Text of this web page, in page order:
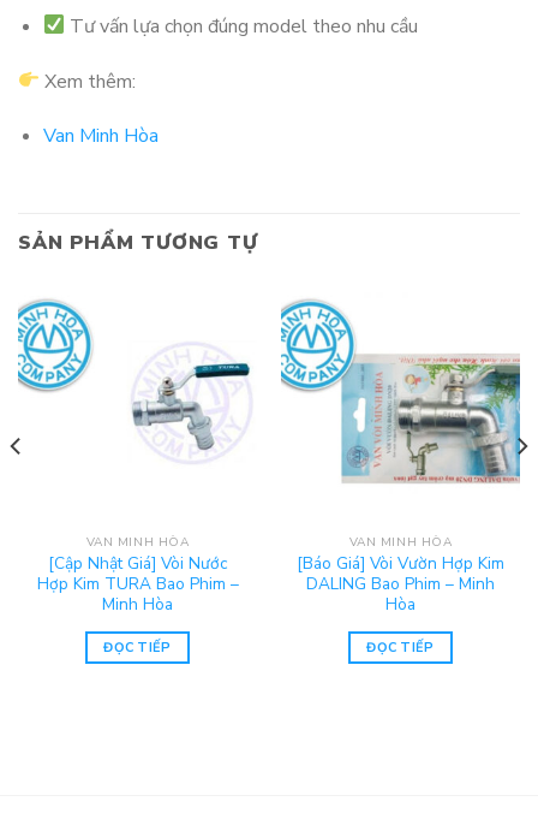
Tư vấn lựa chọn đúng model theo nhu cầu
Xem thêm:
Van Minh Hòa
SẢN PHẨM TƯƠNG TỰ
VAN MINH HÒA
[Cập Nhật Giá] Vòi Nước
Hợp Kim TURA Bao Phim –
Minh Hòa
ĐỌC TIẾP
VAN MINH HÒA
[Báo Giá] Vòi Vườn Hợp Kim
DALING Bao Phim – Minh
Hòa
ĐỌC TIẾP